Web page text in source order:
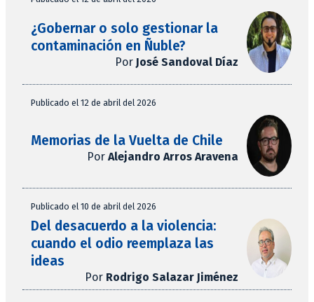
¿Gobernar o solo gestionar la
contaminación en Ñuble?
Por José Sandoval Díaz
Publicado el 12 de abril del 2026
Memorias de la Vuelta de Chile
Por Alejandro Arros Aravena
Publicado el 10 de abril del 2026
Del desacuerdo a la violencia:
cuando el odio reemplaza las
ideas
Por Rodrigo Salazar Jiménez